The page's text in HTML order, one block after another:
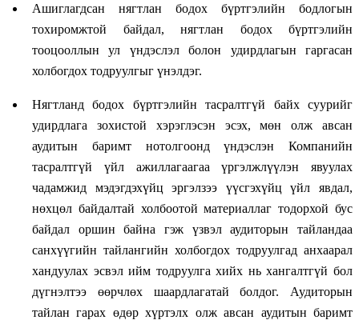
Ашиглагдсан нягтлан бодох бүртгэлийн бодлогын
тохиромжтой байдал, нягтлан бодох бүртгэлийн
тооцооллын ул үндэслэл болон удирдлагын гаргасан
холбогдох тодруулгыг үнэлдэг.
Нягтланд бодох бүртгэлийн тасралтгүй байх суурийг
удирдлага зохистой хэрэглэсэн эсэх, мөн олж авсан
аудитын баримт нотолгоонд үндэслэн Компанийн
тасралтгүй үйл ажиллагаагаа үргэлжлүүлэн явуулах
чадамжид мэдэгдэхүйц эргэлзээ үүсгэхүйц үйл явдал,
нөхцөл байдалтай холбоотой материаллаг тодорхой бус
байдал оршин байна гэж үзвэл аудиторын тайландаа
санхүүгийн тайлангийн холбогдох тодруулгад анхаарал
хандуулах эсвэл ийм тодруулга хийх нь хангалтгүй бол
дүгнэлтээ өөрчлөх шаардлагатай болдог. Аудиторын
тайлан гарах өдөр хүртэлх олж авсан аудитын баримт